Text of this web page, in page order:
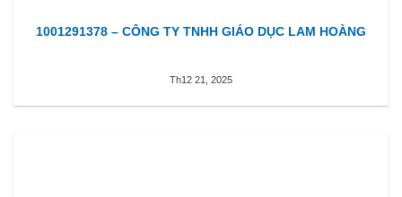
1001291378 – CÔNG TY TNHH GIÁO DỤC LAM HOÀNG
Th12 21, 2025